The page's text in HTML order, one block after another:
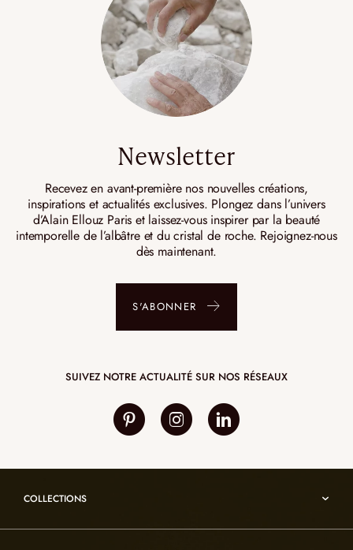
Newsletter
Recevez en avant-première nos nouvelles créations,
inspirations et actualités exclusives. Plongez dans l’univers
d’Alain Ellouz Paris et laissez-vous inspirer par la beauté
intemporelle de l’albâtre et du cristal de roche. Rejoignez-nous
dès maintenant.
S'ABONNER
SUIVEZ NOTRE ACTUALITÉ SUR NOS RÉSEAUX
COLLECTIONS